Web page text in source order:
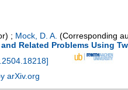
; Mock, D. A. (Corresponding
Related Problems Using
]
arXiv.org